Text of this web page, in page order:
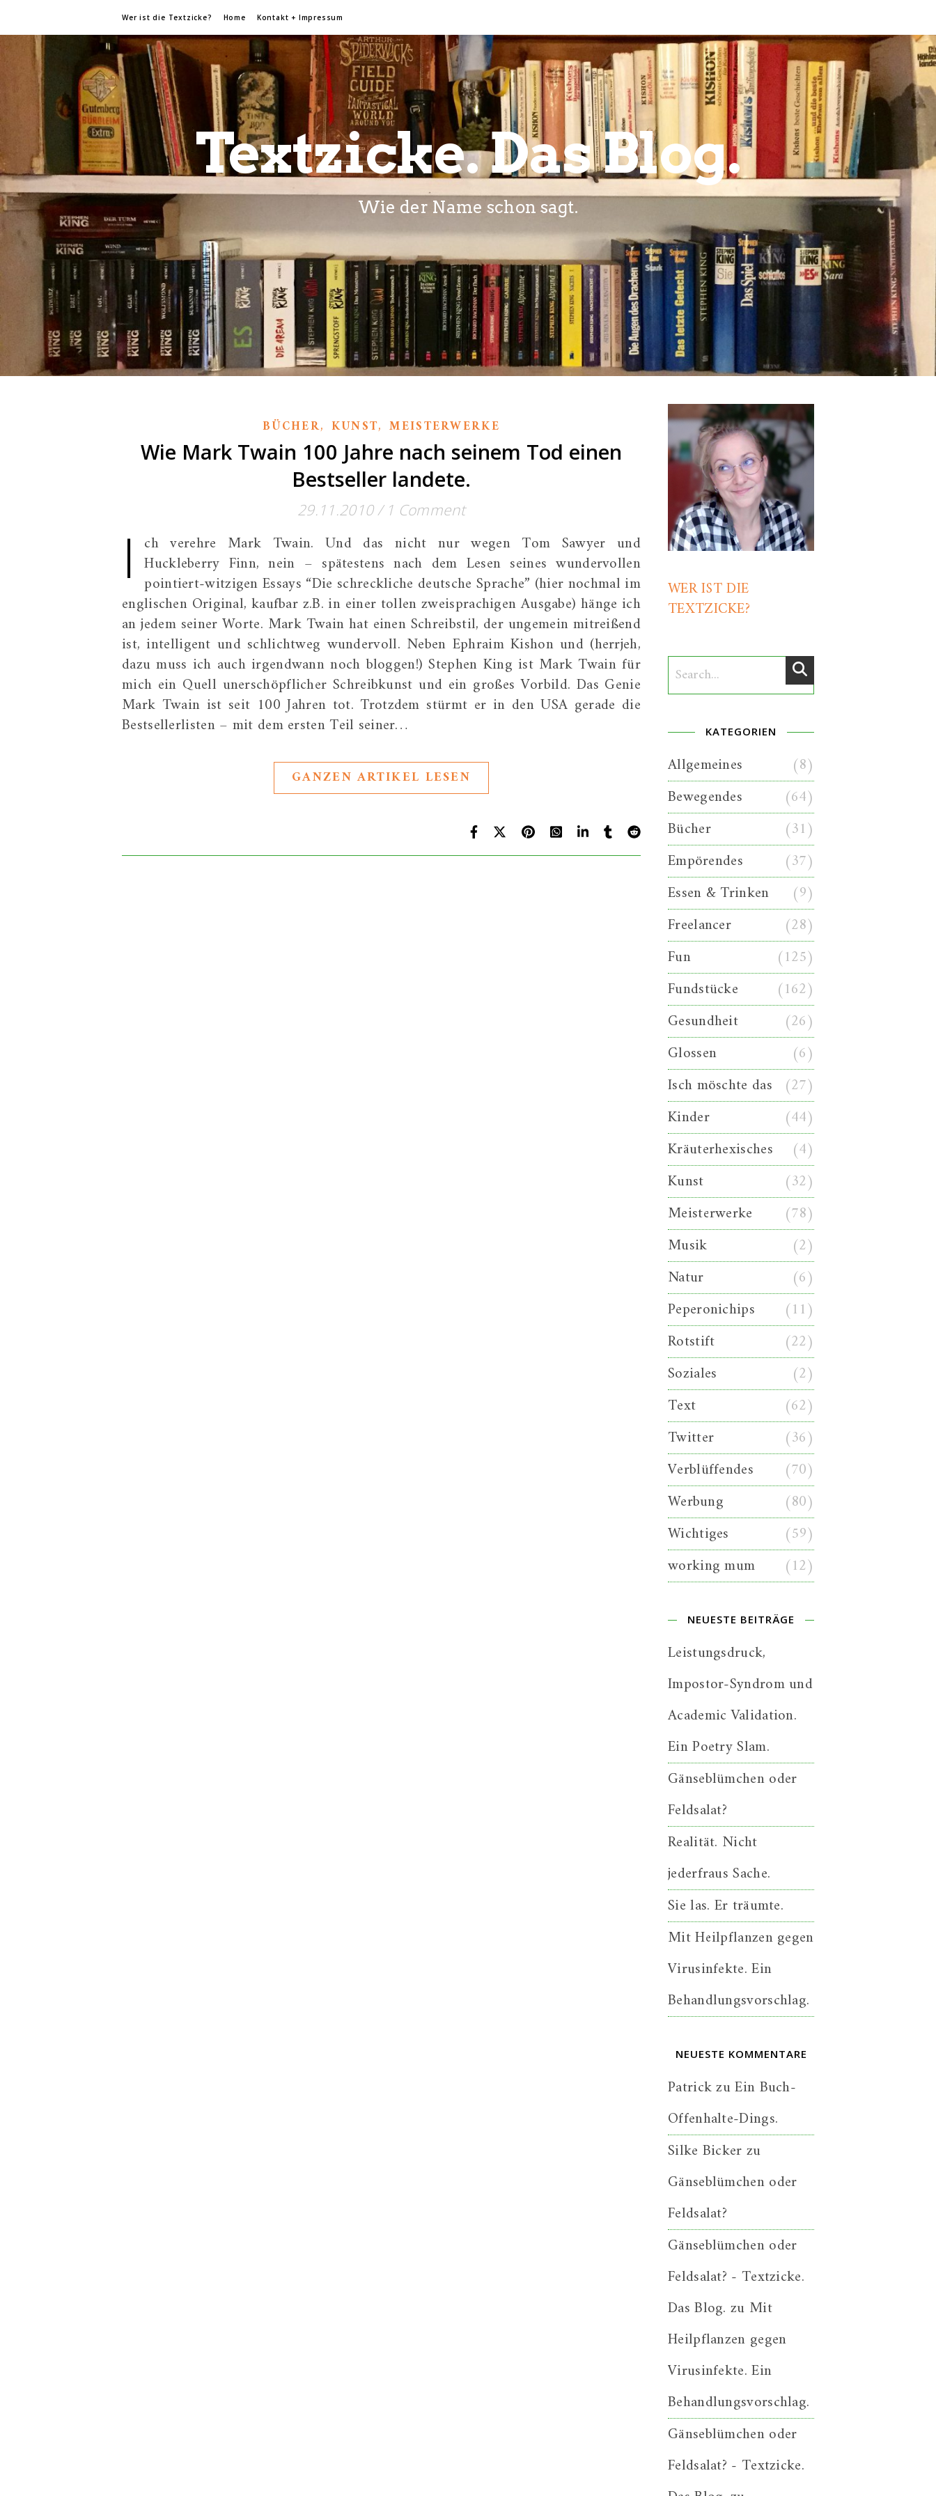
Wer ist die Textzicke? Home Kontakt + Impressum
Textzicke. Das Blog.
Wie der Name schon sagt.
BÜCHER, KUNST,MEISTERWERKE
Wie Mark Twain 100 Jahre nach seinem Tod einen
Bestseller landete.
29.11.2010 / 1 Comment
I ch verehre Mark Twain. Und das nicht nur wegen Tom Sawyer und
Huckleberry Finn, nein – spätestens nach dem Lesen seines wundervollen
pointiert-witzigen Essays “Die schreckliche deutsche Sprache” (hier nochmal im
englischen Original, kaufbar z.B. in einer tollen zweisprachigen Ausgabe) hänge ich
an jedem seiner Worte. Mark Twain hat einen Schreibstil, der ungemein mitreißend
ist, intelligent und schlichtweg wundervoll. Neben Ephraim Kishon und (herrjeh,
dazu muss ich auch irgendwann noch bloggen!) Stephen King ist Mark Twain für
mich ein Quell unerschöpflicher Schreibkunst und ein großes Vorbild. Das Genie
Mark Twain ist seit 100 Jahren tot. Trotzdem stürmt er in den USA gerade die
Bestsellerlisten – mit dem ersten Teil seiner…
GANZEN ARTIKEL LESEN
WER IST DIE
TEXTZICKE?
KATEGORIEN
Allgemeines
(8)
Bewegendes
(64)
Bücher
(31)
Empörendes
(37)
Essen & Trinken
(9)
Freelancer
(28)
Fun
(125)
Fundstücke
(162)
Gesundheit
(26)
Glossen
(6)
Isch möschte das (27)
Kinder
(44)
Kräuterhexisches
(4)
Kunst
(32)
Meisterwerke
(78)
Musik
(2)
Natur
(6)
Peperonichips
(11)
Rotstift
(22)
Soziales
(2)
Text
(62)
Twitter
(36)
Verblüffendes
(70)
Werbung
(80)
Wichtiges
(59)
working mum
(12)
NEUESTE BEITRÄGE
Leistungsdruck,
Impostor-Syndrom und
Academic Validation.
Ein Poetry Slam.
Gänseblümchen oder
Feldsalat?
Realität. Nicht
jederfraus Sache.
Sie las. Er träumte.
Mit Heilpflanzen gegen
Virusinfekte. Ein
Behandlungsvorschlag.
NEUESTE KOMMENTARE
PatrickzuEin Buch-
Offenhalte-Dings.
Silke Bickerzu
Gänseblümchen oder
Feldsalat?
Gänseblümchen oder
Feldsalat? - Textzicke.
Das Blog. zu Mit
Heilpflanzen gegen
Virusinfekte. Ein
Behandlungsvorschlag.
Gänseblümchen oder
Feldsalat? - Textzicke.